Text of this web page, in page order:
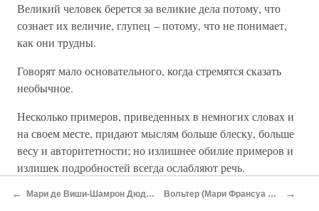
Великий человек берется за великие дела потому, что
сознает их величие, глупец – потому, что не понимает,
как они трудны.
Говорят мало основательного, когда стремятся сказать
необычное.
Несколько примеров, приведенных в немногих словах и
на своем месте, придают мыслям больше блеску, больше
весу и авторитетности; но излишнее обилие примеров и
излишек подробностей всегда ослабляют речь.
Красноречие, вероятно, наиболее редкий, равно как и
← Мари де Виши-Шамрон Дюдефан Вольтер (Мари Франсуа Аруэ) →